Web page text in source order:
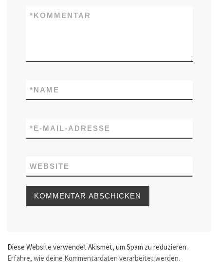
KOMMENTAR
*
NAME
*
E-MAIL-ADRESSE
*
WEBSITE
Diese Website verwendet Akismet, um Spam zu reduzieren.
Erfahre, wie deine Kommentardaten verarbeitet werden.